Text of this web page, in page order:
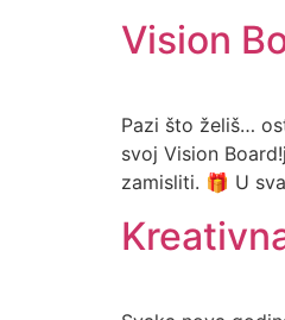
Vision
Pazi što želiš…
svoj Vision
zamisliti. 🎁 U